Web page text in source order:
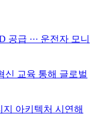
급 ··· 운전자 모니
신 교육 통해 글로벌
지 아키텍처 시연해